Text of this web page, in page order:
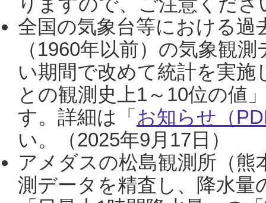
全国の気象台等における過
（1960年以前）の気象観
い期間で改めて統計を実
との観測史上1～10位の値
す。詳細は「 お知らせ（
い。（2025年9月17日）
アメダスの松島観測所（熊
測データを精査し、降水